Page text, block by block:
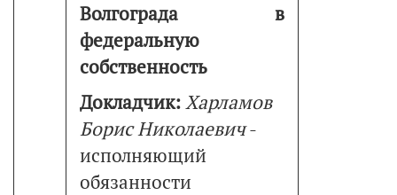
Волгограда в
федеральную
собственность
Докладчик:Харламов
Борис Николаевич-
исполняющий
обязанности